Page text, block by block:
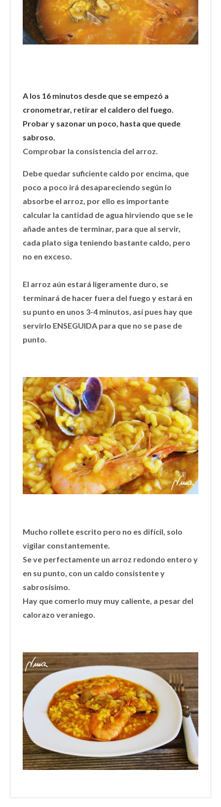
A los 16 minutos desde que se empezó a
cronometrar, retirar el caldero del fuego.
Probar y sazonar un poco, hasta que quede
sabroso.
Comprobar la consistencia del arroz.
Debe quedar suficiente caldo por encima, que
poco a poco irá desapareciendo según lo
absorbe el arroz, por ello es importante
calcular la cantidad de agua hirviendo que se le
añade antes de terminar, para que al servir,
cada plato siga teniendo bastante caldo, pero
no en exceso.
El arroz aún estará ligeramente duro, se
terminará de hacer fuera del fuego y estará en
su punto en unos 3-4 minutos, así pues hay que
servirlo ENSEGUIDA para que no se pase de
punto.
Mucho rollete escrito pero no es difícil, solo
vigilar constantemente.
Se ve perfectamente un arroz redondo entero y
en su punto, con un caldo consistente y
sabrosísimo.
Hay que comerlo muy muy caliente, a pesar del
calorazo veraniego.